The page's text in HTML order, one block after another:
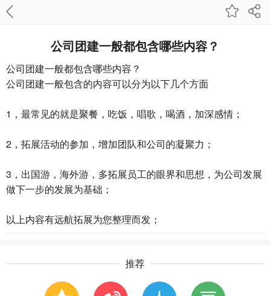
公司团建一般都包含哪些内容？
公司团建一般都包含哪些内容？
公司团建一般包含的内容可以分为以下几个方面
1，最常见的就是聚餐，吃饭，唱歌，喝酒，加深感情；
2，拓展活动的参加，增加团队和公司的凝聚力；
3，出国游，海外游，多拓展员工的眼界和思想，为公司发展
做下一步的发展为基础；
以上内容有远航拓展为您整理而发；
推荐